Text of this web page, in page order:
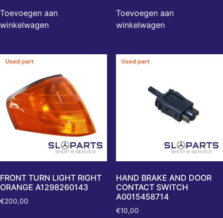
Toevoegen aan
winkelwagen
Toevoegen aan
winkelwagen
FRONT TURN LIGHT RIGHT
ORANGE A1298260143
€200,00
HAND BRAKE AND DOOR
CONTACT SWITCH
A0015458714
€10,00